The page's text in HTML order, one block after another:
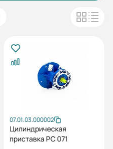
07.01.03.000002
Цилиндрическая
приставка PC 071